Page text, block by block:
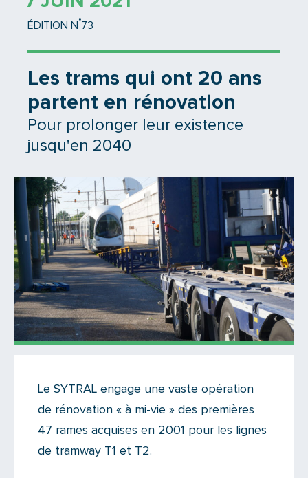
ÉDITION N °73
Les trams qui ont 20 ans
partent en rénovation
Pour prolonger leur existence
jusqu'en 2040
Il y a un commentaire sur cet article
Ajoutez le vôtre
Le SYTRAL engage une vaste opération
de rénovation « à mi-vie » des premières
47 rames acquises en 2001 pour les lignes
de tramway T1 et T2.